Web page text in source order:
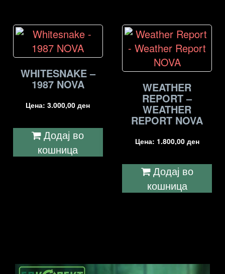
WHITESNAKE –
1987 NOVA
Цена:3.000,00ден
Додај во
кошница
WEATHER
REPORT –
WEATHER
REPORT NOVA
Цена: 1.800,00 ден
Додај во
кошница